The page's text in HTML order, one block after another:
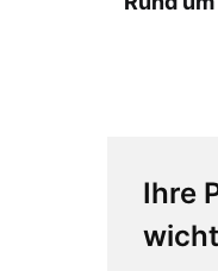
Ihre